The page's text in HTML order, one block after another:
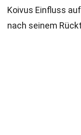
Koivus Einfluss
nach seinem